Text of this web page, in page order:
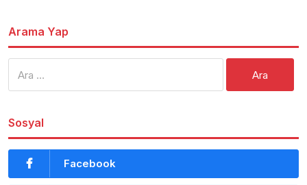
Arama Yap
Sosyal
Facebook